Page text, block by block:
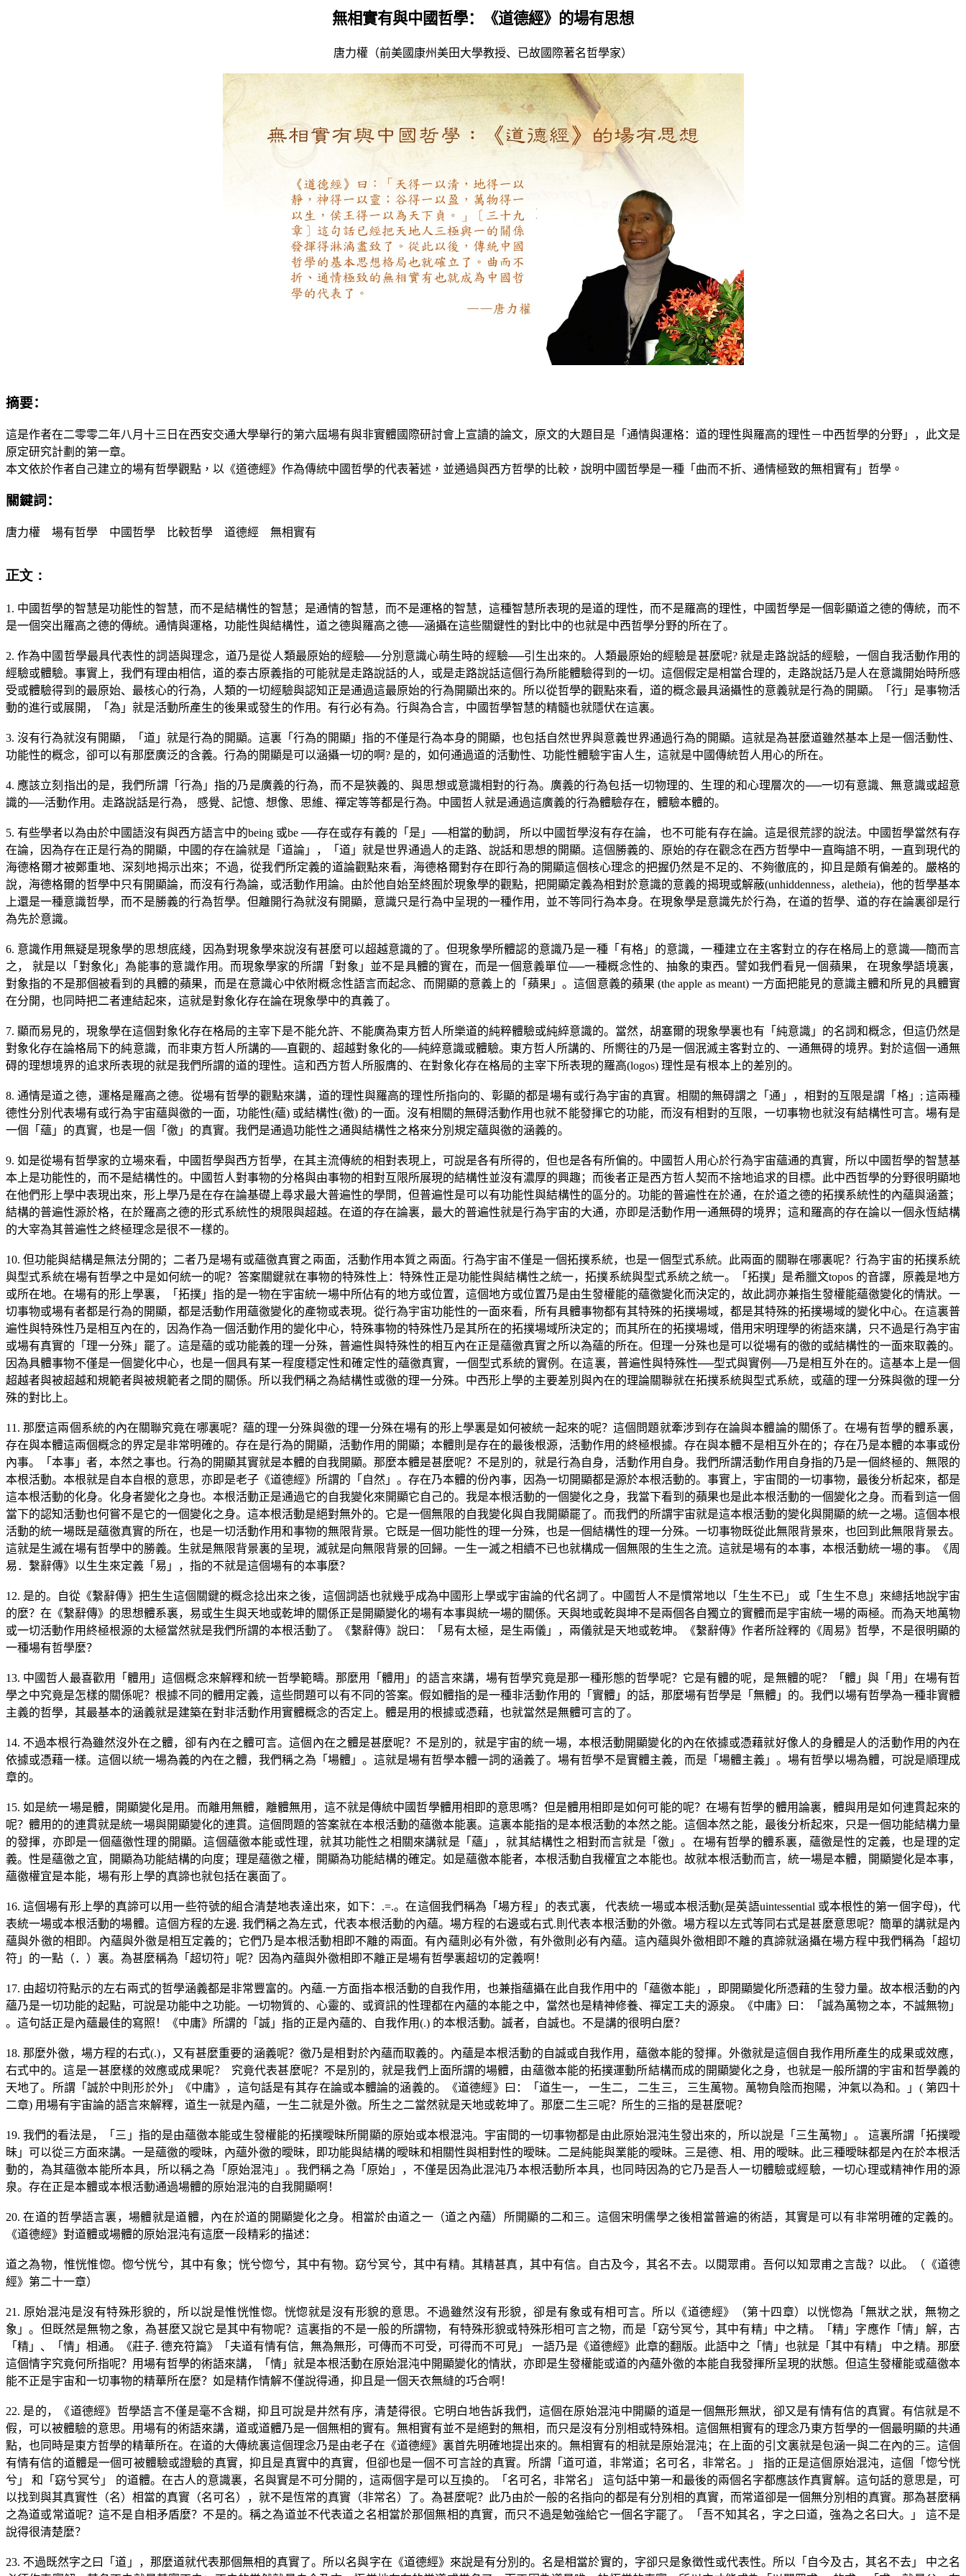
無相實有與中國哲學：《道德經》的場有思想
唐力權（前美國康州美田大學教授、已故國際著名哲學家）
摘要：
這是作者在二零零二年八月十三日在西安交通大學舉行的第六屆場有與非實體國際研討會上宣讀的論文，原文的大題目是「通情與運格：道的理性與羅高的理性－中西哲學的分野」，此文是
原定研究計劃的第一章。
本文依於作者自己建立的場有哲學觀點，以《道德經》作為傳統中國哲學的代表著述，並通過與西方哲學的比較，說明中國哲學是一種 「 曲而不折、通情極致的無相實有 」哲學。
關鍵詞：
唐力權 場有哲學 中國哲學 比較哲學 道德經 無相實有
正文：
1. 中國哲學的智慧是功能性的智慧，而不是結構性的智慧；是通情的智慧，而不是運格的智慧，這種智慧所表現的是道的理性，而不是羅高的理性，中國哲學是一個彰顯道之德的傳統，而不
是一個突出羅高之德的傳統。通情與運格，功能性與結構性，道之德與羅高之德──涵攝在這些關鍵性的對比中的也就是中西哲學分野的所在了。
2.作為中國哲學最具代表性的詞語與理念，道乃是從人類最原始的經驗──分別意識心萌生時的經驗──引生出來的。人類最原始的經驗是甚麼呢?就是走路說話的經驗，一個自我活動作用的
經驗或體驗。事實上，我們有理由相信，道的泰古原義指的可能就是走路說話的人，或是走路說話這個行為所能體驗得到的一切。這個假定是相當合理的，走路說話乃是人在意識開始時所感
受或體驗得到的最原始、最核心的行為，人類的一切經驗與認知正是通過這最原始的行為開顯出來的。所以從哲學的觀點來看，道的概念最具涵攝性的意義就是行為的開顯。「行」是事物活
動的進行或展開，「為」就是活動所產生的後果或發生的作用。有行必有為。行與為合言，中國哲學智慧的精髓也就隱伏在這裏。
3. 沒有行為就沒有開顯，「道」就是行為的開顯。這裏「行為的開顯」指的不僅是行為本身的開顯，也包括自然世界與意義世界通過行為的開顯。這就是為甚麼道雖然基本上是一個活動性、
功能性的概念，卻可以有那麼廣泛的含義。行為的開顯是可以涵攝一切的啊? 是的，如何通過道的活動性、功能性體驗宇宙人生，這就是中國傳統哲人用心的所在。
4. 應該立刻指出的是，我們所謂「行為」指的乃是廣義的行為，而不是狹義的、與思想或意識相對的行為。廣義的行為包括一切物理的、生理的和心理層次的──一切有意識、無意識或超意
識的──活動作用。走路說話是行為， 感覺、記憶、想像、思維、禪定等等都是行為。中國哲人就是通過這廣義的行為體驗存在，體驗本體的。
5.有些學者以為由於中國語沒有與西方語言中的being 或be ──存在或存有義的「是」 ──相當的動詞， 所以中國哲學沒有存在論， 也不可能有存在論。這是很荒謬的說法。中國哲學當然有存
在論，因為存在正是行為的開顯，中國的存在論就是「道論」，「道」就是世界通過人的走路、說話和思想的開顯。這個勝義的、原始的存在觀念在西方哲學中一直晦諳不明，一直到現代的
海德格爾才被鄭重地、深刻地揭示出來；不過，從我們所定義的道論觀點來看，海德格爾對存在即行為的開顯這個核心理念的把握仍然是不足的、不夠徹底的，抑且是頗有偏差的。嚴格的
說，海德格爾的哲學中只有開顯論，而沒有行為論，或活動作用論。由於他自始至終囿於現象學的觀點，把開顯定義為相對於意識的意義的揭現或解蔽(unhiddenness， aletheia)，他的哲學基本
上還是一種意識哲學，而不是勝義的行為哲學。但離開行為就沒有開顯，意識只是行為中呈現的一種作用，並不等同行為本身。在現象學是意識先於行為，在道的哲學、道的存在論裏卻是行
為先於意識。
6. 意識作用無疑是現象學的思想底綫，因為對現象學來說沒有甚麼可以超越意識的了。但現象學所體認的意識乃是一種「有格」的意識，一種建立在主客對立的存在格局上的意識──簡而言
之， 就是以「對象化」為能事的意識作用。而現象學家的所謂「對象」並不是具體的實在，而是一個意義單位──一種概念性的、抽象的東西。譬如我們看見一個蘋果， 在現象學語境裏，
對象指的不是那個被看到的具體的蘋果，而是在意識心中依附概念性語言而起念、而開顯的意義上的「蘋果」。這個意義的蘋果 (the apple as meant) 一方面把能見的意識主體和所見的具體實
在分開，也同時把二者連結起來，這就是對象化存在論在現象學中的真義了。
7. 顯而易見的，現象學在這個對象化存在格局的主宰下是不能允許、不能廣為東方哲人所樂道的純粹體驗或純綷意識的。當然，胡塞爾的現象學裏也有「純意識」的名詞和概念，但這仍然是
對象化存在論格局下的純意識，而非東方哲人所講的──直觀的、超越對象化的──純綷意識或體驗。東方哲人所講的、所嚮往的乃是一個泯滅主客對立的、一通無碍的境界。對於這個一通無
碍的理想境界的追求所表現的就是我們所謂的道的理性。這和西方哲人所服膺的、在對象化存在格局的主宰下所表現的羅高(logos) 理性是有根本上的差別的。
8.通情是道之德，運格是羅高之德。從場有哲學的觀點來講，道的理性與羅高的理性所指向的、彰顯的都是場有或行為宇宙的真實。相關的無碍謂之「通」，相對的互限是謂「格」 ; 這兩種
德性分別代表場有或行為宇宙蘊與徼的一面，功能性(蘊) 或結構性(徼) 的一面。沒有相關的無碍活動作用也就不能發揮它的功能，而沒有相對的互限，一切事物也就沒有結構性可言。場有是
一個「蘊」的真實，也是一個「徼」的真實。我們是通過功能性之通與結構性之格來分別規定蘊與徼的涵義的。
9. 如是從場有哲學家的立場來看，中國哲學與西方哲學，在其主流傳統的相對表現上，可說是各有所得的，但也是各有所偏的。中國哲人用心於行為宇宙蘊通的真實，所以中國哲學的智慧基
本上是功能性的，而不是結構性的。中國哲人對事物的分格與由事物的相對互限所展現的結構性並沒有濃厚的興趣；而後者正是西方哲人契而不捨地追求的目標。此中西哲學的分野很明顯地
在他們形上學中表現出來，形上學乃是在存在論基礎上尋求最大普遍性的學問，但普遍性是可以有功能性與結構性的區分的。功能的普遍性在於通，在於道之德的拓撲系統性的內蘊與涵蓋；
結構的普遍性源於格，在於羅高之德的形式系統性的規限與超越。在道的存在論裏，最大的普遍性就是行為宇宙的大通，亦即是活動作用一通無碍的境界；這和羅高的存在論以一個永恆結構
的大宰為其普遍性之終極理念是很不一樣的。
10.但功能與結構是無法分開的；二者乃是場有或蘊徼真實之兩面，活動作用本質之兩面。行為宇宙不僅是一個拓撲系統，也是一個型式系統。此兩面的關聯在哪裏呢？行為宇宙的拓撲系統
與型式系統在場有哲學之中是如何統一的呢？答案關鍵就在事物的特殊性上：特殊性正是功能性與結構性之統一，拓撲系統與型式系統之統一。「拓撲」是希臘文topos 的音譯，原義是地方
或所在地。在場有的形上學裏，「拓撲」指的是一物在宇宙統一場中所佔有的地方或位置，這個地方或位置乃是由生發權能的蘊徼變化而決定的，故此詞亦兼指生發權能蘊徼變化的情狀。一
切事物或場有者都是行為的開顯，都是活動作用蘊徼變化的產物或表現。從行為宇宙功能性的一面來看，所有具體事物都有其特殊的拓撲場域，都是其特殊的拓撲場域的變化中心。在這裏普
遍性與特殊性乃是相互內在的，因為作為一個活動作用的變化中心，特殊事物的特殊性乃是其所在的拓撲場域所決定的；而其所在的拓撲場域，借用宋明理學的術語來講，只不過是行為宇宙
或場有真實的「理一分殊」罷了。這是蘊的或功能義的理一分殊，普遍性與特殊性的相互內在正是蘊徼真實之所以為蘊的所在。但理一分殊也是可以從場有的徼的或結構性的一面來取義的。
因為具體事物不僅是一個變化中心，也是一個具有某一程度穩定性和確定性的蘊徼真實，一個型式系統的實例。在這裏，普遍性與特殊性──型式與實例──乃是相互外在的。這基本上是一個
超越者與被超越和規範者與被規範者之間的關係。所以我們稱之為結構性或徼的理一分殊。中西形上學的主要差別與內在的理論關聯就在拓撲系統與型式系統，或蘊的理一分殊與徼的理一分
殊的對比上。
11. 那麼這兩個系統的內在關聯究竟在哪裏呢？蘊的理一分殊與徼的理一分殊在場有的形上學裏是如何被統一起來的呢？這個問題就牽涉到存在論與本體論的關係了。在場有哲學的體系裏，
存在與本體這兩個概念的界定是非常明確的。存在是行為的開顯，活動作用的開顯；本體則是存在的最後根源，活動作用的終極根據。存在與本體不是相互外在的；存在乃是本體的本事或份
內事。「本事」者，本然之事也。行為的開顯其實就是本體的自我開顯。那麼本體是甚麼呢？不是別的，就是行為自身，活動作用自身。我們所謂活動作用自身指的乃是一個終極的、無限的
本根活動。本根就是自本自根的意思，亦即是老子《道德經》所謂的「自然」。存在乃本體的份內事，因為一切開顯都是源於本根活動的。事實上，宇宙間的一切事物，最後分析起來，都是
這本根活動的化身。化身者變化之身也。本根活動正是通過它的自我變化來開顯它自己的。我是本根活動的一個變化之身，我當下看到的蘋果也是此本根活動的一個變化之身。而看到這一個
當下的認知活動也何嘗不是它的一個變化之身。這本根活動是絕對無外的。它是一個無限的自我變化與自我開顯罷了。而我們的所謂宇宙就是這本根活動的變化與開顯的統一之場。這個本根
活動的統一場既是蘊徼真實的所在，也是一切活動作用和事物的無限背景。它既是一個功能性的理一分殊，也是一個結構性的理一分殊。一切事物既從此無限背景來，也回到此無限背景去。
這就是生滅在場有哲學中的勝義。生就是無限背景裏的呈現，滅就是向無限背景的回歸。一生一滅之相續不已也就構成一個無限的生生之流。這就是場有的本事，本根活動統一場的事。《周
易．繫辭傳》以生生來定義「易」，指的不就是這個場有的本事麼？
12. 是的。自從《繫辭傳》把生生這個關鍵的概念捻出來之後，這個詞語也就幾乎成為中國形上學或宇宙論的代名詞了。中國哲人不是慣常地以「生生不已」 或「生生不息」來總括地說宇宙
的麼？在《繫辭傳》的思想體系裏，易或生生與天地或乾坤的關係正是開顯變化的場有本事與統一場的關係。天與地或乾與坤不是兩個各自獨立的實體而是宇宙統一場的兩極。而為天地萬物
或一切活動作用終極根源的太極當然就是我們所謂的本根活動了。《繫辭傳》說曰：「易有太極，是生兩儀」，兩儀就是天地或乾坤。《繫辭傳》作者所詮釋的《周易》哲學，不是很明顯的
一種場有哲學麼？
13. 中國哲人最喜歡用「體用」這個概念來解釋和統一哲學範疇。那麼用「體用」的語言來講，場有哲學究竟是那一種形態的哲學呢？它是有體的呢，是無體的呢？「體」與「用」在場有哲
學之中究竟是怎樣的關係呢？根據不同的體用定義，這些問題可以有不同的答案。假如體指的是一種非活動作用的「實體」的話，那麼場有哲學是「無體」的。我們以場有哲學為一種非實體
主義的哲學，其最基本的涵義就是建築在對非活動作用實體概念的否定上。體是用的根據或憑藉，也就當然是無體可言的了。
14. 不過本根行為雖然沒外在之體，卻有內在之體可言。這個內在之體是甚麼呢？不是別的，就是宇宙的統一場，本根活動開顯變化的內在依據或憑藉就好像人的身體是人的活動作用的內在
依據或憑藉一樣。這個以統一場為義的內在之體，我們稱之為「場體」。這就是場有哲學本體一詞的涵義了。場有哲學不是實體主義，而是「場體主義」。場有哲學以場為體，可說是順理成
章的。
15.如是統一場是體，開顯變化是用。而離用無體，離體無用，這不就是傳統中國哲學體用相即的意思嗎？但是體用相即是如何可能的呢？在場有哲學的體用論裏，體與用是如何連貫起來的
呢？體用的的連貫就是統一場與開顯變化的連貫。這個問題的答案就在本根活動的蘊徼本能裏。這裏本能指的是本根活動的本然之能。這個本然之能，最後分析起來，只是一個功能結構力量
的發揮，亦即是一個蘊徼性理的開顯。這個蘊徼本能或性理，就其功能性之相關來講就是「蘊」，就其結構性之相對而言就是「徼」。在場有哲學的體系裏，蘊徼是性的定義，也是理的定
義。性是蘊徼之宜，開顯為功能結構的向度；理是蘊徼之權，開顯為功能結構的確定。如是蘊徼本能者，本根活動自我權宜之本能也。故就本根活動而言，統一場是本體，開顯變化是本事，
蘊徼權宜是本能，場有形上學的真諦也就包括在裏面了。
16.這個場有形上學的真諦可以用一些符號的組合清楚地表達出來，如下： .=.。在這個我們稱為「場方程」的表式裏， 代表統一場或本根活動(是英語uintessential 或本根性的第一個字母)，代
表統一場或本根活動的場體。這個方程的左邊.我們稱之為左式，代表本根活動的內蘊。場方程的右邊或右式.則代表本根活動的外徼。場方程以左式等同右式是甚麼意思呢？簡單的講就是內
蘊與外徼的相即。內蘊與外徼是相互定義的；它們乃是本根活動相即不離的兩面。有內蘊則必有外徼，有外徼則必有內蘊。這內蘊與外徼相即不離的真諦就涵攝在場方程中我們稱為「超切
符」的一點（．）裏。為甚麼稱為「超切符」呢？因為內蘊與外徼相即不離正是場有哲學裏超切的定義啊！
17. 由超切符點示的左右兩式的哲學涵義都是非常豐富的。內蘊.一方面指本根活動的自我作用，也兼指蘊攝在此自我作用中的「蘊徼本能」，即開顯變化所憑藉的生發力量。故本根活動的內
蘊乃是一切功能的起點，可說是功能中之功能。一切物質的、心靈的、或資訊的性理都在內蘊的本能之中，當然也是精神修養、禪定工夫的源泉。《中庸》曰：「誠為萬物之本，不誠無物」
。這句話正是內蘊最佳的寫照！《中庸》所謂的「誠」指的正是內蘊的、自我作用(.) 的本根活動。誠者，自誠也。不是講的很明白麼？
18. 那麼外徼，場方程的右式(.)，又有甚麼重要的涵義呢？徼乃是相對於內蘊而取義的。內蘊是本根活動的自誠或自我作用，蘊徼本能的發揮。外徼就是這個自我作用所產生的成果或效應，
右式中的。這是一甚麼樣的效應或成果呢？
究竟代表甚麼呢？不是別的，就是我們上面所謂的場體，由蘊徼本能的拓撲運動所結構而成的開顯變化之身，也就是一般所謂的宇宙和哲學義的
天地了。所謂「誠於中則形於外」《中庸》，這句話是有其存在論或本體論的涵義的。《道德經》曰：「道生一， 一生二， 二生三， 三生萬物。萬物負陰而抱陽，沖氣以為和。」 ( 第四十
二章) 用場有宇宙論的語言來解釋，道生一就是內蘊，一生二就是外徼。所生之二當然就是天地或乾坤了。那麼二生三呢？所生的三指的是甚麼呢？
19.我們的看法是，「三」指的是由蘊徼本能或生發權能的拓撲曖昧所開顯的原始或本根混沌。宇宙間的一切事物都是由此原始混沌生發出來的，所以說是「三生萬物」。 這裏所謂「拓撲曖
昧」可以從三方面來講。一是蘊徼的曖昧，內蘊外徼的曖昧，即功能與結構的曖昧和相關性與相對性的曖昧。二是純能與業能的曖昧。三是德、相、用的曖昧。此三種曖昧都是內在於本根活
動的，為其蘊徼本能所本具，所以稱之為「原始混沌」。我們稱之為「原始」，不僅是因為此混沌乃本根活動所本具，也同時因為的它乃是吾人一切體驗或經驗，一切心理或精神作用的源
泉。存在正是本體或本根活動通過場體的原始混沌的自我開顯啊！
20.在道的哲學語言裏，場體就是道體，內在於道的開顯變化之身。相當於由道之一（道之內蘊）所開顯的二和三。這個宋明儒學之後相當普遍的術語，其實是可以有非常明確的定義的。
《道德經》對道體或場體的原始混沌有這麼一段精彩的描述：
道之為物，惟恍惟惚。惚兮恍兮，其中有象；恍兮惚兮，其中有物。窈兮冥兮，其中有精。其精甚真，其中有信。自古及今，其名不去。以閱眾甫。吾何以知眾甫之言哉？以此。（《道德
經》第二十一章）
21. 原始混沌是沒有特殊形貌的，所以說是惟恍惟惚。恍惚就是沒有形貌的意思。不過雖然沒有形貌，卻是有象或有相可言。所以《道德經》（第十四章）以恍惚為「無狀之狀，無物之
象」。但既然是無物之象，為甚麼又說它是其中有物呢？這裏指的不是一般的所謂物，有特殊形貌或特殊形相可言之物，而是「窈兮冥兮，其中有精」中之精。「精」字應作「情」解，古
「精」、「情」相通。《莊子. 德充符篇》「夫道有情有信，無為無形，可傳而不可受，可得而不可見」 一語乃是《道德經》此章的翻版。此語中之「情」也就是「其中有精」 中之精。那麼
這個情字究竟何所指呢？用場有哲學的術語來講，「情」就是本根活動在原始混沌中開顯變化的情狀，亦即是生發權能或道的內蘊外徼的本能自我發揮所呈現的狀態。但這生發權能或蘊徼本
能不正是宇宙和一切事物的精華所在麼？如是精作情解不僅說得通，抑且是一個天衣無縫的巧合啊！
22. 是的，《道德經》哲學語言不僅是毫不含糊，抑且可說是井然有序，清楚得很。它明白地告訴我們，這個在原始混沌中開顯的道是一個無形無狀，卻又是有情有信的真實。有信就是不
假，可以被體驗的意思。用場有的術語來講，道或道體乃是一個無相的實有。無相實有並不是絕對的無相，而只是沒有分別相或特殊相。這個無相實有的理念乃東方哲學的一個最明顯的共通
點，也同時是東方哲學的精華所在。在道的大傳統裏這個理念乃是由老子在《道德經》裏首先明確地提出來的。無相實有的相就是原始混沌；在上面的引文裏就是包涵一與二在內的三。這個
有情有信的道體是一個可被體驗或證驗的真實，抑且是真實中的真實，但卻也是一個不可言詮的真實。所謂「道可道，非常道；名可名，非常名。」 指的正是這個原始混沌，這個「惚兮恍
兮」 和「窈兮冥兮」 的道體。在古人的意識裏，名與實是不可分開的，這兩個字是可以互換的。「名可名，非常名」 這句話中第一和最後的兩個名字都應該作真實解。這句話的意思是，可
以找到與其真實性（名）相當的真實（名可名），就不是恆常的真實（非常名）了。為甚麼呢？此乃由於一般的名指向的都是有分別相的真實，而常道卻是一個無分別相的真實。那為甚麼稱
之為道或常道呢？這不是自相矛盾麼？不是的。稱之為道並不代表道之名相當於那個無相的真實，而只不過是勉強給它一個名字罷了。「吾不知其名，字之曰道，強為之名曰大。」 這不是
說得很清楚麼？
23. 不過既然字之曰「道」，那麼道就代表那個無相的真實了。所以名與字在《道德經》來說是有分別的。名是相當於實的，字卻只是象徵性或代表性。所以「自今及古，其名不去」 中之名